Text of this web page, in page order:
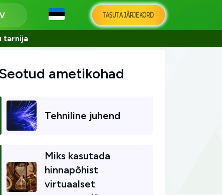
TASUTA JÄRJEKORD
tarnija
ametikohad
Tehniline juhend
Miks kasutada
hinnapõhist
virtuaalset